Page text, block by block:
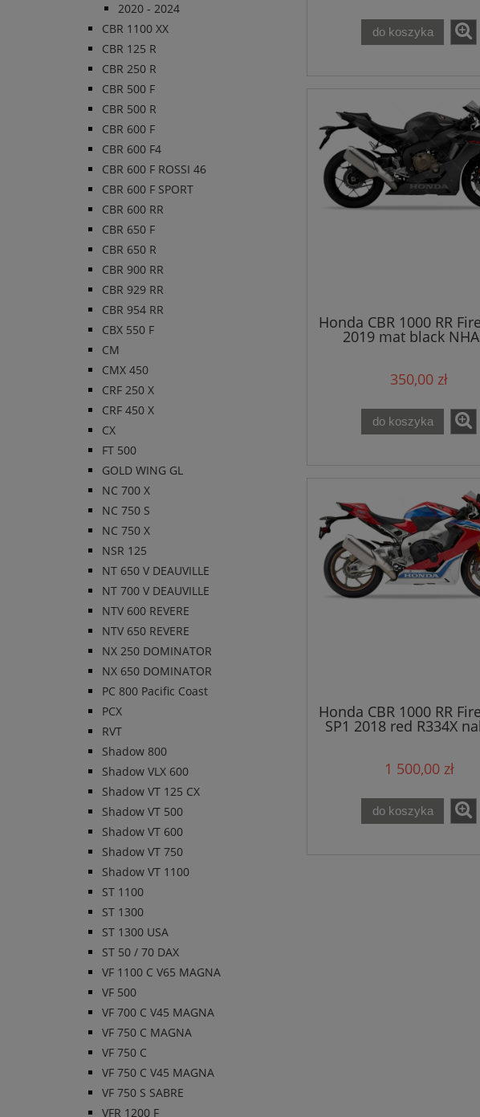
2020 - 2024
CBR 1100 XX
CBR 125 R
CBR 250 R
CBR 500 F
CBR 500 R
CBR 600 F
CBR 600 F4
CBR 600 F ROSSI 46
CBR 600 F SPORT
CBR 600 RR
CBR 650 F
CBR 650 R
CBR 900 RR
CBR 929 RR
CBR 954 RR
CBX 550 F
CM
CMX 450
CRF 250 X
CRF 450 X
CX
FT 500
GOLD WING GL
NC 700 X
NC 750 S
NC 750 X
NSR 125
NT 650 V DEAUVILLE
NT 700 V DEAUVILLE
NTV 600 REVERE
NTV 650 REVERE
NX 250 DOMINATOR
NX 650 DOMINATOR
PC 800 Pacific Coast
PCX
RVT
Shadow 800
Shadow VLX 600
Shadow VT 125 CX
Shadow VT 500
Shadow VT 600
Shadow VT 750
Shadow VT 1100
ST 1100
ST 1300
ST 1300 USA
ST 50 / 70 DAX
VF 1100 C V65 MAGNA
VF 500
VF 700 C V45 MAGNA
VF 750 C MAGNA
VF 750 C
VF 750 C V45 MAGNA
VF 750 S SABRE
VFR 1200 F
do koszyka
Honda CBR 1000 RR
2019 mat black
350,00 zł
do koszyka
Honda CBR 1000 RR
SP1 2018 red R334X
1 500,00 zł
do koszyka